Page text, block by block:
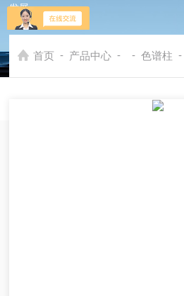
发展
首页 - 产品中心 - - 色谱柱 -